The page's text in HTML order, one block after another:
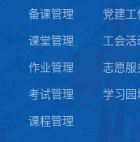
备课管理
课堂管理
作业管理
考试管理
课程管理
党建工
工会活
志愿服
学习园